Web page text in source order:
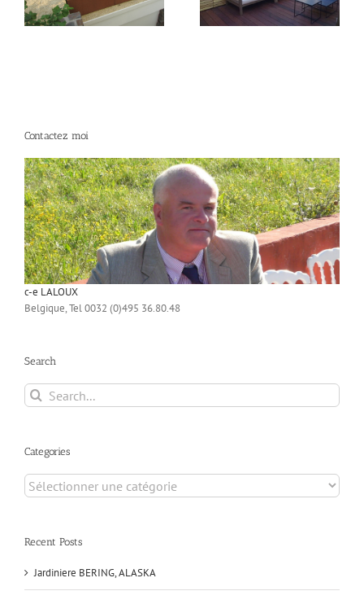
robinier
Contactez moi
c-e LALOUX
Belgique, Tel 0032 (0)495 36.80.48
Search
Search
for:
Categories
Categories
Recent Posts
Jardiniere BERING, ALASKA